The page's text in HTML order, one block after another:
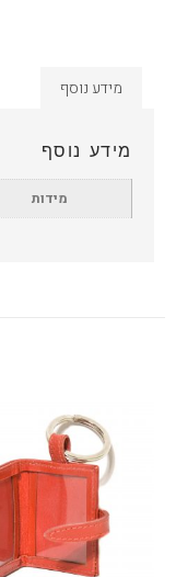
מידע נוסף
מידע נוסף
מידות